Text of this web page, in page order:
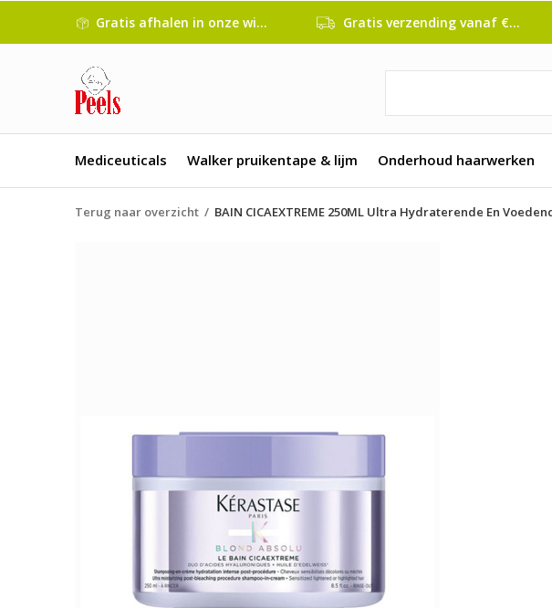
Mediceuticals Walker pruikentape & lijm Onderhoud haarwerken
Gratis afhalen in onze winkel Gratis verzending vanaf € 45 ,-
Terug naar overzicht BAIN CICAEXTREME 250ML Ultra Hydraterende En